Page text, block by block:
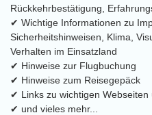
Rückkehrbestätigung,
✔ Wichtige Informationen zu
Sicherheitshinweisen, Klima,
Verhalten im Einsatzland
✔ Hinweise zur Flugbuchung
✔ Hinweise zum Reisegepäck
✔ Links zu wichtigen
✔ und vieles mehr...